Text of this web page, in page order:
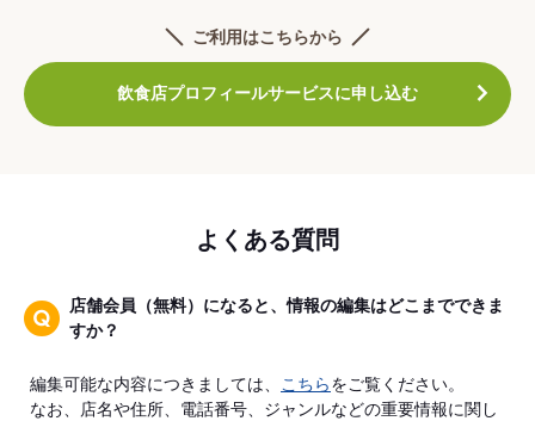
ご利用はこちらから
飲食店プロフィールサービスに申し込む
よくある質問
店舗会員（無料）になると、情報の編集はどこまでできま
すか？
編集可能な内容につきましては、 こちらをご覧ください。
なお、店名や住所、電話番号、ジャンルなどの重要情報に関し